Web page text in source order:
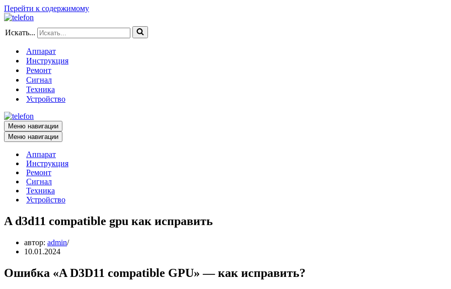
Перейти к содержимому
Искать...
Аппарат
Инструкция
Ремонт
Сигнал
Техника
Устройство
Меню навигации
Меню навигации
Аппарат
Инструкция
Ремонт
Сигнал
Техника
Устройство
A d3d11 compatible gpu как исправить
автор: admin
10.01.2024
Ошибка «A D3D11 compatible GPU» — как исправить?